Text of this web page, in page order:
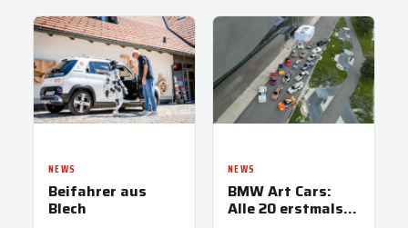
NEWS
Beifahrer aus
Blech
NEWS
BMW Art Cars:
Alle 20 erstmals